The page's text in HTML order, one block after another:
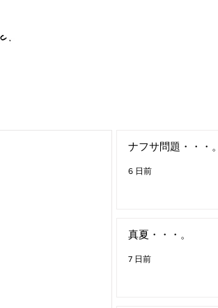
ナフサ問題・・・。
6 日前
真夏・・・。
7 日前